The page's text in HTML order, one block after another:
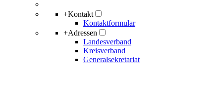
+Kontakt
Kontaktformular
+Adressen
Landesverband
Kreisverband
Generalsekretariat